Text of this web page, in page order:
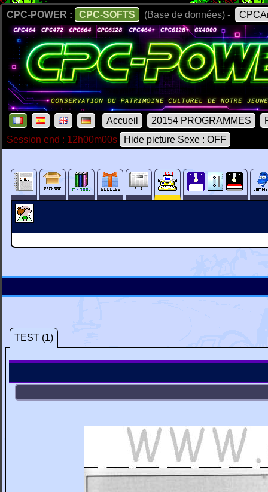
CPC-POWER : CPC-SOFTS (Base de données) -
Accueil 20154 PROGRAMMES
Session end : 12h00m00s
Hide picture Sexe : OFF
TEST (1)